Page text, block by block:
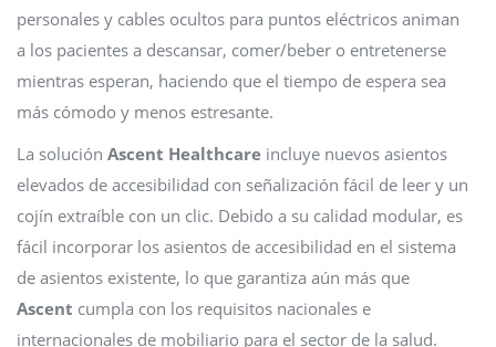
personales y cables ocultos para puntos eléctricos animan
a los pacientes a descansar, comer/beber o entretenerse
mientras esperan, haciendo que el tiempo de espera sea
más cómodo y menos estresante.
La solución Ascent Healthcare incluye nuevos asientos
elevados de accesibilidad con señalización fácil de leer y un
cojín extraíble con un clic. Debido a su calidad modular, es
fácil incorporar los asientos de accesibilidad en el sistema
de asientos existente, lo que garantiza aún más que
Ascent cumpla con los requisitos nacionales e
internacionales de mobiliario para el sector de la salud.